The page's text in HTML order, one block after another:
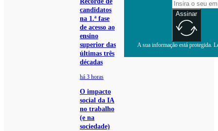
candidatos
na 1.ª fase
de acesso ao
ensino
superior das
últimas três
décadas
há 3 horas
O impacto
social da IA
no trabalho
(e na
sociedade)
Assinar
A sua informação está protegida.